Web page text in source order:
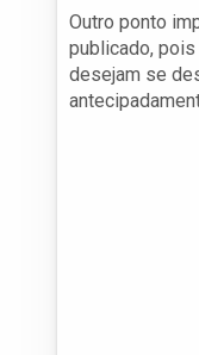
Outro ponto
publicado,
desejam se